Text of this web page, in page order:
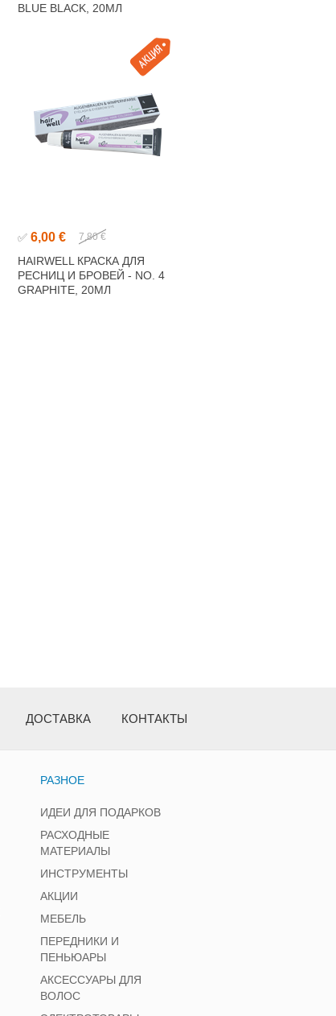
BLUE BLACK, 20МЛ
✅ 6,00 € 7,80 €
HAIRWELL КРАСКА ДЛЯ
РЕСНИЦ И БРОВЕЙ - NO. 4
GRAPHITE, 20МЛ
ДОСТАВКА КОНТАКТЫ
РАЗНОЕ
ИДЕИ ДЛЯ ПОДАРКОВ
РАСХОДНЫЕ
МАТЕРИАЛЫ
ИНСТРУМЕНТЫ
АКЦИИ
МЕБЕЛЬ
ПЕРЕДНИКИ И
ПЕНЬЮАРЫ
АКСЕССУАРЫ ДЛЯ
ВОЛОС